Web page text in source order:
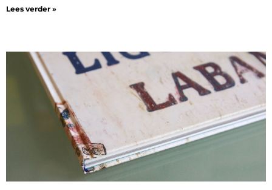
Lees verder »